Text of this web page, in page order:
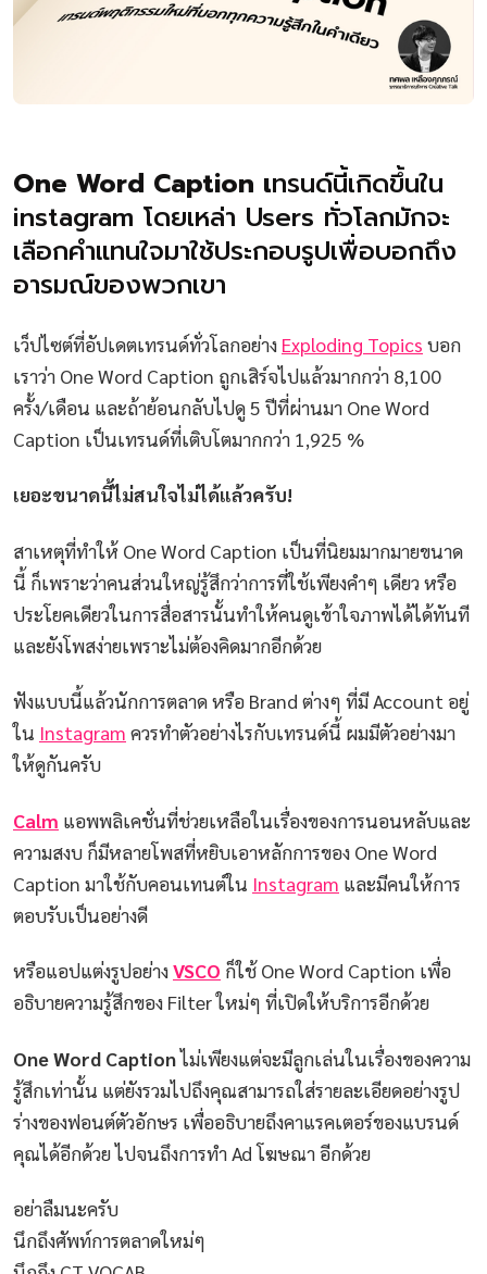
One Word Caption เทรนด์นี้เกิดขึ้นใน
instagram โดยเหล่า Users ทั่วโลกมักจะ
เลือกคำแทนใจมาใช้ประกอบรูปเพื่อบอกถึง
อารมณ์ของพวกเขา
เว็ปไซต์ที่อัปเดตเทรนด์ทั่วโลกอย่าง Exploding Topics บอก
เราว่า One Word Caption ถูกเสิร์จไปแล้วมากกว่า 8,100
ครั้ง/เดือน และถ้าย้อนกลับไปดู 5 ปีที่ผ่านมา One Word
Caption เป็นเทรนด์ที่เติบโตมากกว่า 1,925 %
เยอะขนาดนี้ไม่สนใจไม่ได้แล้วครับ!
สาเหตุที่ทำให้ One Word Caption เป็นที่นิยมมากมายขนาด
นี้ ก็เพราะว่าคนส่วนใหญ่รู้สึกว่าการที่ใช้เพียงคำๆ เดียว หรือ
ประโยคเดียวในการสื่อสารนั้นทำให้คนดูเข้าใจภาพได้ได้ทันที
และยังโพสง่ายเพราะไม่ต้องคิดมากอีกด้วย
ฟังแบบนี้แล้วนักการตลาด หรือ Brand ต่างๆ ที่มี Account อยู่
ใน Instagram ควรทำตัวอย่างไรกับเทรนด์นี้ ผมมีตัวอย่างมา
ให้ดูกันครับ
Calm แอพพลิเคชั่นที่ช่วยเหลือในเรื่องของการนอนหลับและ
ความสงบ ก็มีหลายโพสที่หยิบเอาหลักการของ One Word
Caption มาใช้กับคอนเทนต์ใน Instagram และมีคนให้การ
ตอบรับเป็นอย่างดี
หรือแอปแต่งรูปอย่างVSCO ก็ใช้ One Word Caption เพื่อ
อธิบายความรู้สึกของ Filter ใหม่ๆ ที่เปิดให้บริการอีกด้วย
One Word Captionไม่เพียงแต่จะมีลูกเล่นในเรื่องของความ
รู้สึกเท่านั้น แต่ยังรวมไปถึงคุณสามารถใส่รายละเอียดอย่างรูป
ร่างของฟอนต์ตัวอักษร เพื่ออธิบายถึงคาแรคเตอร์ของแบรนด์
คุณได้อีกด้วย ไปจนถึงการทำ Ad โฆษณา อีกด้วย
อย่าลืมนะครับ
นึกถึงศัพท์การตลาดใหม่ๆ